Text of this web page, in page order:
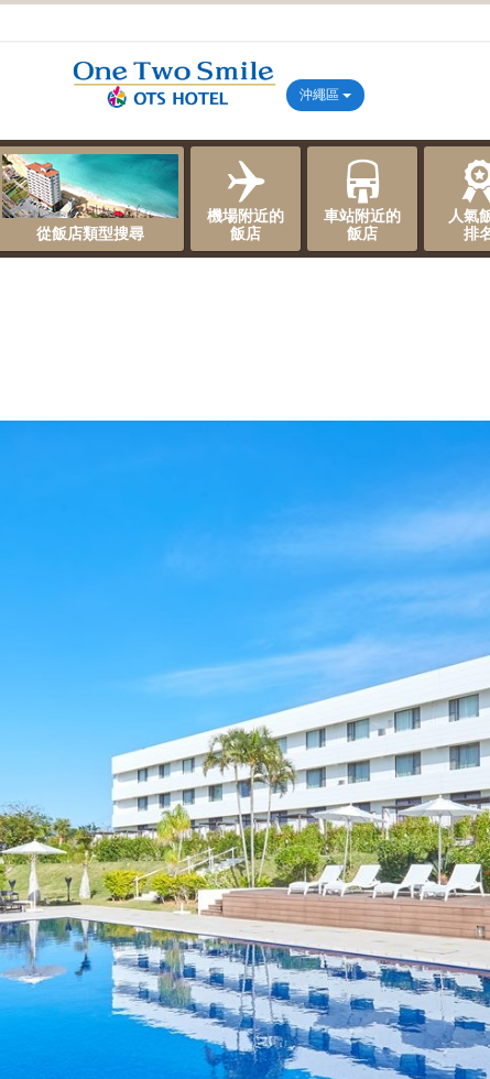
沖繩區
從飯店類型搜尋
機場附近的
飯店
車站附近的
飯店
人氣
排